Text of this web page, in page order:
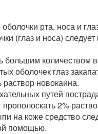
рта, носа и
(глаз и носа)
большим количеством
оболочек глаз
новокаина.
путей
прополоскать 2%
на коже средство
помощью.